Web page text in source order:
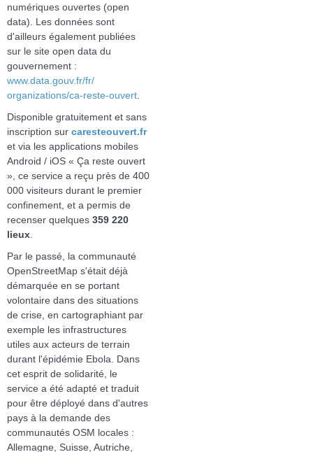
numériques ouvertes (open
data). Les données sont
d'ailleurs également publiées
sur le site open data du
gouvernement :
www.data.gouv.fr/fr/
organizations/ca-reste-ouvert
Disponible gratuitement et sans
inscription sur caresteouvert.fr
et via les applications mobiles
Android / iOS « Ça reste ouvert
», ce service a reçu près de 400
000 visiteurs durant le premier
confinement, et a permis de
recenser quelques 359 220
lieux
Par le passé, la communauté
OpenStreetMap s'était déjà
démarquée en se portant
volontaire dans des situations
de crise, en cartographiant par
exemple les infrastructures
utiles aux acteurs de terrain
durant l'épidémie Ebola. Dans
cet esprit de solidarité, le
service a été adapté et traduit
pour être déployé dans d'autres
pays à la demande des
communautés OSM locales :
Allemagne, Suisse, Autriche,